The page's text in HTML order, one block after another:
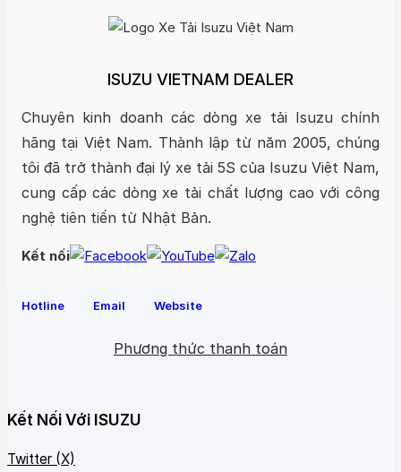
sẽ đem đến cho khách hàng những sản phẩm xe tốt
nhất và chính sách ưu đãi cao khi lựa chọn sản phẩm.
Ngoài các dòngxe cẩu Isuzu, chúng tôi còn đang cung
tải đông lạnh, xe ben, xe bồn, ép rác… Do đó, nếu yêu
thích sản phẩm xe tải Isuzu nổi tiếng đến từ Nhật Bản,
hãy nhanh chóng liên hệ với chúng tôi để được tư vấn,
hỗ trợ và báo giá xe lăn bánh trong thời gian sớm nhất
nhé.
ISUZU VIETNAM DEALER
Chuyên kinh doanh các dòng xe tải Isuzu chính
hãng tại Việt Nam. Thành lập từ năm 2005, chúng
tôi đã trở thành đại lý xe tải 5S của Isuzu Việt Nam,
cung cấp các dòng xe tải chất lượng cao với công
nghệ tiên tiến từ Nhật Bản.
Kết nối
Hotline Email Website
Phương thức thanh toán
Kết Nối Với ISUZU
Twitter (X)